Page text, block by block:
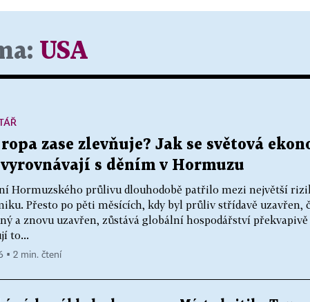
USA
zase zlevňuje? Jak se světová
s děním v Hormuzu
Hormuzského průlivu dlouhodobě patřilo mezi největší
Přesto po pěti měsících, kdy byl průliv střídavě uzavřen,
a znovu uzavřen, zůstává globální hospodářství překvapivě
to...
▪ 2 min. čtení